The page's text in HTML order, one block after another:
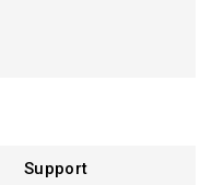
Support